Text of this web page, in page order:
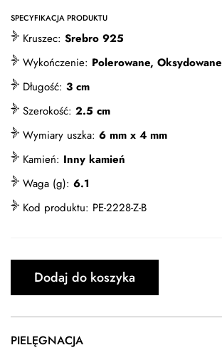
SPECYFIKACJA PRODUKTU
Kruszec: Srebro 925
Wykończenie: Polerowane, Oksydowane
Długość: 3 cm
Szerokość: 2.5 cm
Wymiary uszka: 6 mm x 4 mm
Kamień: Inny kamień
Waga (g): 6.1
Kod produktu: PE-2228-Z-B
Dodaj do koszyka
PIELĘGNACJA